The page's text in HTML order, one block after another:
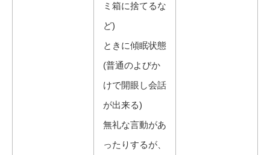
ミ箱に捨てるな
ど)
ときに傾眠状態
(普通のよびか
けで開眼し会話
が出来る)
無礼な言動があ
ったりするが、